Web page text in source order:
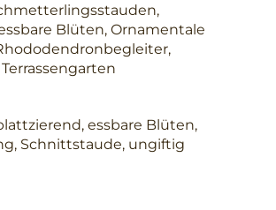
Blüten, Ornamentale
essbare Blüten,
Schnittstaude, ungiftig